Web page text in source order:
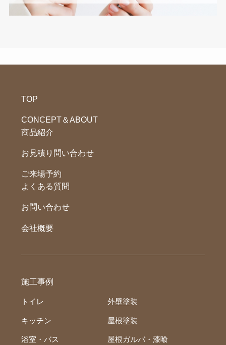
TOP
CONCEPT＆ABOUT
商品紹介
お見積り問い合わせ
ご来場予約
よくある質問
お問い合わせ
会社概要
施工事例
トイレ
キッチン
浴室・バス
外壁塗装
屋根塗装
屋根ガルバ・漆喰